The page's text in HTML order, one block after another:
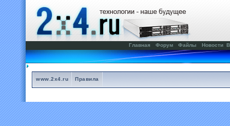
Главная Форум Файлы Новости
www.2x4.ru Правила